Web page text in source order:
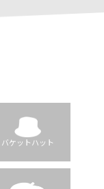
バケットハット